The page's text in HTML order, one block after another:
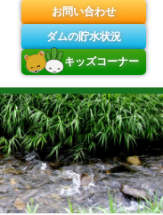
お問い合わせ
ダムの貯水状況
キッズコーナー